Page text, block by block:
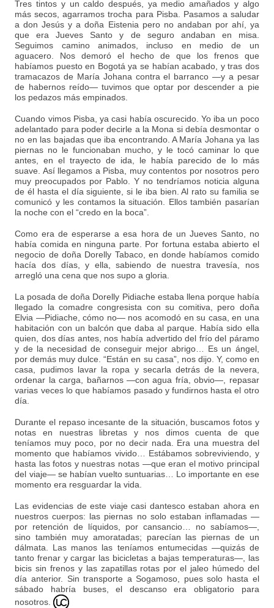
Tres tintos y un caldo después, ya medio amañados y algo
más secos, agarramos trocha para Pisba. Pasamos a saludar
a don Jesús y a doña Eistenia pero no andaban por ahí, ya
que era Jueves Santo y de seguro andaban en misa.
Seguimos camino animados, incluso en medio de un
aguacero. Nos demoró el hecho de que los frenos que
habíamos puesto en Bogotá ya se habían acabado, y tras dos
tramacazos de María Johana contra el barranco —y a pesar
de habernos reído— tuvimos que optar por descender a pie
los pedazos más empinados.
Cuando vimos Pisba, ya casi había oscurecido. Yo iba un poco
adelantado para poder decirle a la Mona si debía desmontar o
no en las bajadas que iba encontrando. A María Johana ya las
piernas no le funcionaban mucho, y le tocó caminar lo que
antes, en el trayecto de ida, le había parecido de lo más
suave. Así llegamos a Pisba, muy contentos por nosotros pero
muy preocupados por Pablo. Y no tendríamos noticia alguna
de él hasta el día siguiente, si le iba bien. Al rato su familia se
comunicó y les contamos la situación. Ellos también pasarían
la noche con el “credo en la boca”.
Como era de esperarse a esa hora de un Jueves Santo, no
había comida en ninguna parte. Por fortuna estaba abierto el
negocio de doña Dorelly Tabaco, en donde habíamos comido
hacía dos días, y ella, sabiendo de nuestra travesía, nos
arregló una cena que nos supo a gloria.
La posada de doña Dorelly Pidiache estaba llena porque había
llegado la comadre congresista con su comitiva, pero doña
Elvia —Pidiache, cómo no— nos acomodó en su casa, en una
habitación con un balcón que daba al parque. Había sido ella
quien, dos días antes, nos había advertido del frío del páramo
y de la necesidad de conseguir mejor abrigo… Es un ángel,
por demás muy dulce. “Están en su casa”, nos dijo. Y, como en
casa, pudimos lavar la ropa y secarla detrás de la nevera,
ordenar la carga, bañarnos —con agua fría, obvio—, repasar
varias veces lo que habíamos pasado y fundirnos hasta el otro
día.
Durante el repaso incesante de la situación, buscamos fotos y
notas en nuestras libretas y nos dimos cuenta de que
teníamos muy poco, por no decir nada. Era una muestra del
momento que habíamos vivido… Estábamos sobreviviendo, y
hasta las fotos y nuestras notas —que eran el motivo principal
del viaje— se habían vuelto suntuarias… Lo importante en ese
momento era resguardar la vida.
Las evidencias de este viaje casi dantesco estaban ahora en
nuestros cuerpos: las piernas no solo estaban inflamadas —
por retención de líquidos, por cansancio… no sabíamos—,
sino también muy amoratadas; parecían las piernas de un
dálmata. Las manos las teníamos entumecidas —quizás de
tanto frenar y cargar las bicicletas a bajas temperaturas—, las
bicis sin frenos y las zapatillas rotas por el jaleo húmedo del
día anterior. Sin transporte a Sogamoso, pues solo hasta el
sábado habría buses, el descanso era obligatorio para
nosotros.